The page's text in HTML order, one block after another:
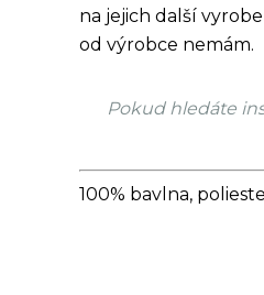
na jejich další
od výrobce nemám.
Pokud hledáte
100% bavlna,